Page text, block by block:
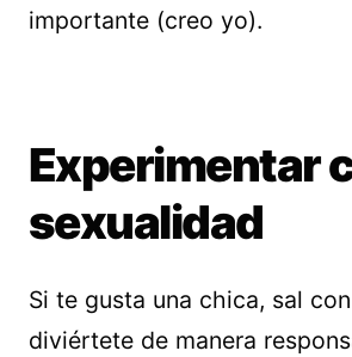
importante (creo yo).
Experimentar
sexualidad
Si te gusta una chica, sal
diviértete de manera